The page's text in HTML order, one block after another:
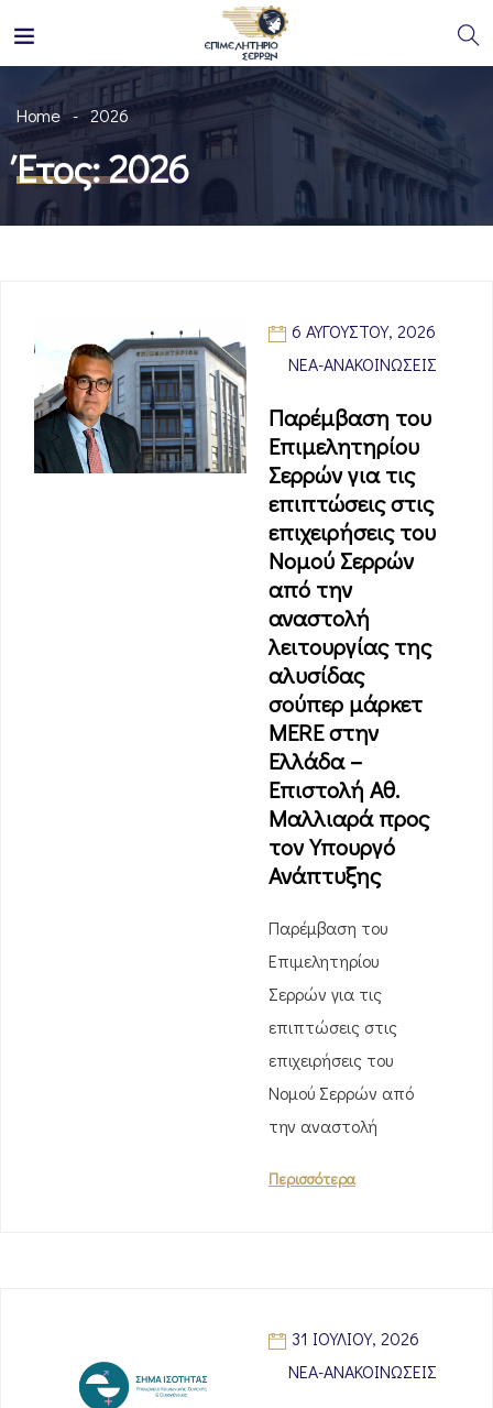
Home 2026
Έτος:2026
6 ΑΥΓΟΎΣΤΟΥ, 2026
ΝΈΑ-ΑΝΑΚΟΙΝΏΣΕΙΣ
Παρέμβαση του
Επιμελητηρίου
Σερρών για τις
επιπτώσεις στις
επιχειρήσεις του
Νομού Σερρών
από την
αναστολή
λειτουργίας της
αλυσίδας
σούπερ μάρκετ
MERE στην
Ελλάδα –
Επιστολή Αθ.
Μαλλιαρά προς
τον Υπουργό
Ανάπτυξης
Παρέμβαση του
Επιμελητηρίου
Σερρών για τις
επιπτώσεις στις
επιχειρήσεις του
Νομού Σερρών από
την αναστολή
Περισσότερα
31 ΙΟΥΛΊΟΥ, 2026
ΝΈΑ-ΑΝΑΚΟΙΝΏΣΕΙΣ